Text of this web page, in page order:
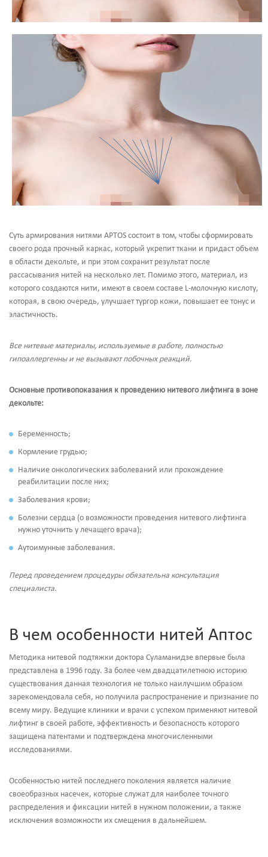
Суть армирования нитями APTOS состоит в том, чтобы сформировать
своего рода прочный каркас, который укрепит ткани и придаст объем
в области декольте, и при этом сохранит результат после
рассасывания нитей на несколько лет. Помимо этого, материал, из
которого создаются нити, имеют в своем составе L-молочную кислоту,
которая, в свою очередь, улучшает тургор кожи, повышает ее тонус и
эластичность.
Все нитевые материалы, используемые в работе, полностью
гипоаллергенны и не вызывают побочных реакций.
Основные противопоказания к проведению нитевого лифтинга в зоне
декольте:
Беременность;
Кормление грудью;
Наличие онкологических заболеваний или прохождение
реабилитации после них;
Заболевания крови;
Болезни сердца (о возможности проведения нитевого лифтинга
нужно уточнить у лечащего врача);
Аутоимунные заболевания.
Перед проведением процедуры обязательна консультация
специалиста.
В чем особенности нитей Аптос
Методика нитевой подтяжки доктора Суламанидзе впервые была
представлена в 1996 году. За более чем двадцатилетнюю историю
существования данная технология не только наилучшим образом
зарекомендовала себя, но получила распространение и признание по
всему миру. Ведущие клиники и врачи с успехом применяют нитевой
лифтинг в своей работе, эффективность и безопасность которого
защищена патентами и подтверждена многочисленными
исследованиями.
Особенностью нитей последнего поколения является наличие
своеобразных насечек, которые служат для наиболее точного
распределения и фиксации нитей в нужном положении, а также
исключения возможности их смещения в дальнейшем.